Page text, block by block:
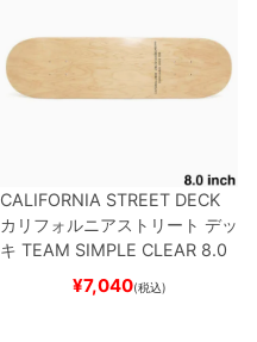
CALIFORNIA STREET DECK
カリフォルニアストリート デッ
キ TEAM SIMPLE CLEAR 8.0
ブランク（DSM）
ード スケボー
¥7,040(税込)